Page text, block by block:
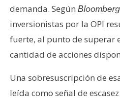
demanda. Según Bloomberg
inversionistas por la OPI
fuerte, al punto de superar
cantidad de acciones
Una sobresuscripción de
leída como señal de